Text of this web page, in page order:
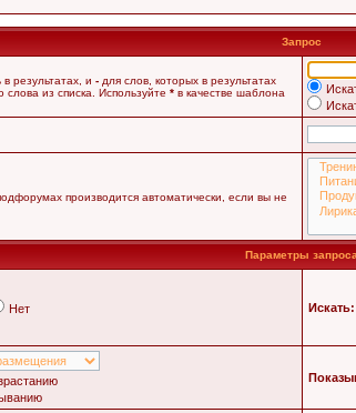
Запрос
результатах, и - для слов, которых в результатах
слова из списка. Используйте * в качестве шаблона
производится автоматически, если вы не
Параметры запроса
Нет Искать: